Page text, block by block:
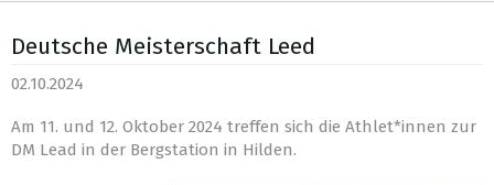
Deutsche Meisterschaft Leed
02.10.2024
Am 11. und 12. Oktober 2024 treffen sich die Athlet*innen zur
DM Lead in der Bergstation in Hilden.